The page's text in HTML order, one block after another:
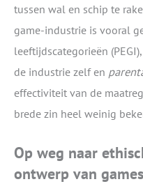
tussen wal en schip te
game-industrie is vooral
leeftijdscategorieën
de industrie zelf en
effectiviteit van de
brede zin heel weinig
Op weg naar
ontwerp van games